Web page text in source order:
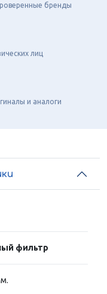
бренды
лиц
и аналоги
фильтр